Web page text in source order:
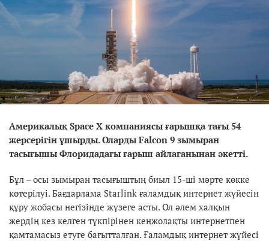
Америкалық Space X компаниясы ғарышқа тағы 54
жерсерігін ұшырды. Оларды Falcon 9 зымыран
тасығышы Флоридадағы ғарыш айлағанынан әкетті.
Бұл – осы зымыран тасығыштың биыл 15-ші мәрте көкке
көтерілуі. Бағдарлама Starlink ғаламдық интернет жүйесін
құру жобасы негізінде жүзеге асты. Ол әлем халқын
жердің кез келген түкпірінен кеңжолақты интернетпен
қамтамасыз етуге бағытталған. Ғаламдық интернет жүйесі